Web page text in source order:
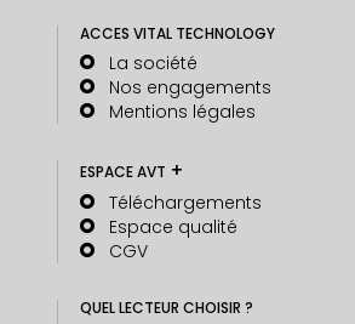
ACCES VITAL TECHNOLOGY
La société
Nos engagements
Mentions légales
ESPACE AVT +
Téléchargements
Espace qualité
CGV
QUEL LECTEUR CHOISIR ?